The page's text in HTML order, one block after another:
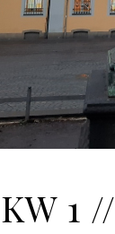
KW 1